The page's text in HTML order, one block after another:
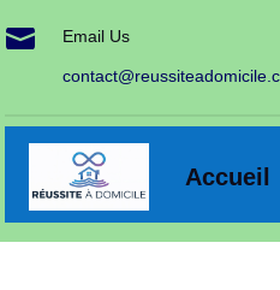
 Email Us
Accueil